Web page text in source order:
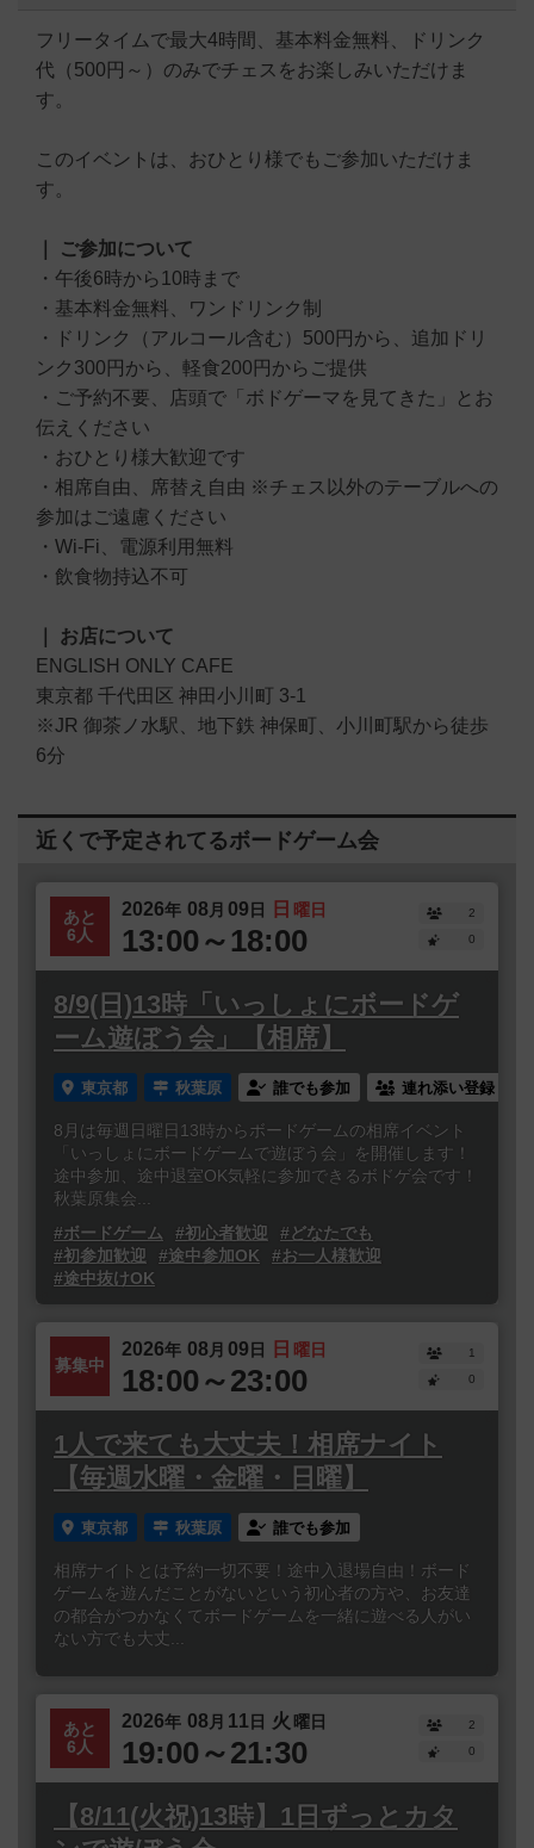
フリータイムで最大4時間、基本料金無料、ドリンク
代（500円～）のみでチェスをお楽しみいただけま
す。
このイベントは、おひとり様でもご参加いただけま
す。
｜ ご参加について
・午後6時から10時まで
・基本料金無料、ワンドリンク制
・ドリンク（アルコール含む）500円から、追加ドリ
ンク300円から、軽食200円からご提供
・ご予約不要、店頭で「ボドゲーマを見てきた」とお
伝えください
・おひとり様大歓迎です
・相席自由、席替え自由 ※チェス以外のテーブルへの
参加はご遠慮ください
・Wi-Fi、電源利用無料
・飲食物持込不可
｜ お店について
ENGLISH ONLY CAFE
東京都 千代田区 神田小川町 3-1
※JR 御茶ノ水駅、地下鉄 神保町、小川町駅から徒歩
6分
近くで予定されてるボードゲーム会
あと
6人
2026年 08 月 09日 日 曜日
13:00～18:00
2
0
8/9(日)13時「いっしょにボードゲ
ーム遊ぼう会」【相席】
東京都 秋葉原 誰でも参加 連れ添い登録
8月は毎週日曜日13時からボードゲームの相席イベント
「いっしょにボードゲームで遊ぼう会」を開催します！
途中参加、途中退室OK気軽に参加できるボドゲ会です！
秋葉原集会...
#ボードゲーム
#初心者歓迎
#どなたでも
#初参加歓迎
#途中参加OK
#お一人様歓迎
#途中抜けOK
募集中
2026年 08 月 09日 日 曜日
18:00～23:00
1
0
1人で来ても大丈夫！相席ナイト
【毎週水曜・金曜・日曜】
東京都 秋葉原 誰でも参加
相席ナイトとは予約一切不要！途中入退場自由！ボード
ゲームを遊んだことがないという初心者の方や、お友達
の都合がつかなくてボードゲームを一緒に遊べる人がい
ない方でも大丈...
あと
6人
2026年 08 月 11日 火 曜日
19:00～21:30
2
0
【8/11(火祝)13時】1日ずっとカタ